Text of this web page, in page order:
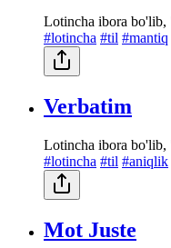
Lotincha ibora bo'lib,
#lotincha #til #mantiq
Verbatim
Lotincha ibora bo'lib,
#lotincha #til #aniqlik
Mot Juste